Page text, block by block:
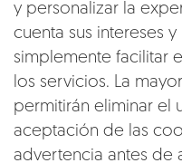
y personalizar la
cuenta sus intereses
simplemente facilitar
los servicios. La
permitirán eliminar el
aceptación de las
advertencia antes de